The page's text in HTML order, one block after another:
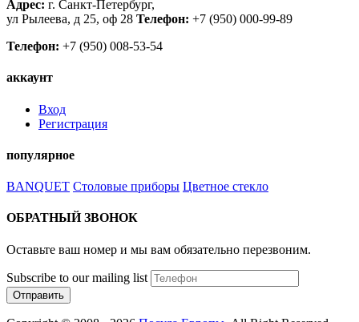
Адрес: г. Санкт-Петербург,
ул Рылеева, д 25, оф 28 Телефон: +7 (950) 000-99-89
Телефон: +7 (950) 008-53-54
аккаунт
Вход
Регистрация
популярное
BANQUET Столовые приборы Цветное стекло
ОБРАТНЫЙ ЗВОНОК
Оставьте ваш номер и мы вам обязательно перезвоним.
Subscribe to our mailing list